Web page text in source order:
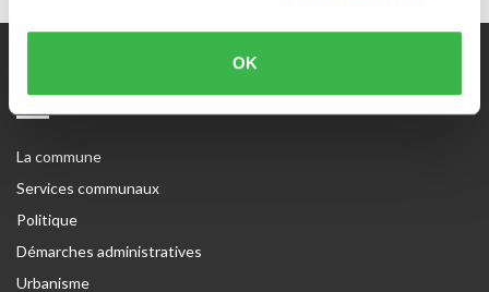
OK
La commune
Services communaux
Politique
Démarches administratives
Urbanisme